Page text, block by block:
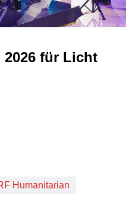
für Licht
Humanitarian